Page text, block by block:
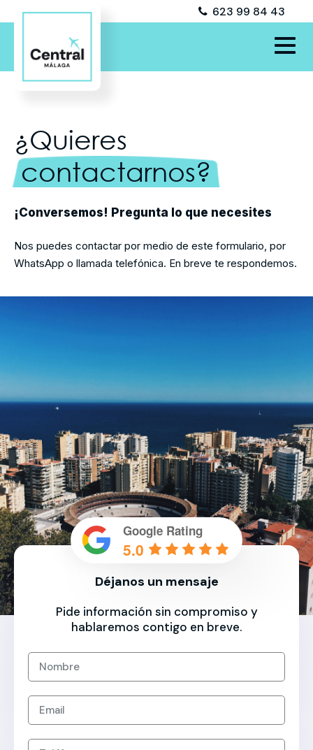
623 99 84 43
¿Quieres
contactarnos?
¡Conversemos! Pregunta lo que necesites
Nos puedes contactar por medio de este formulario, por
WhatsApp o llamada telefónica. En breve te respondemos.
Google Rating
5.0
Déjanos un mensaje
Pide información sin compromiso y
hablaremos contigo en breve.